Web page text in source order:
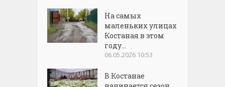
На самых
маленьких улицах
Костаная в этом
году...
06.05.2026 10:53
В Костанае